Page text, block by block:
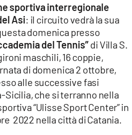
sportiva interregionale
Asi: il circuito vedrà la sua
domenica presso
del Tennis”di Villa S.
maschili, 16 coppie,
di domenica 2 ottobre,
alle successive fasi
che si terranno nella
“Ulisse Sport Center” in
2022 nella città di Catania.